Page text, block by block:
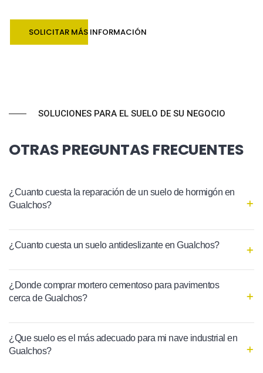
SOLICITAR MÁS INFORMACIÓN
SOLUCIONES PARA EL SUELO DE SU NEGOCIO
OTRAS PREGUNTAS FRECUENTES
¿Cuanto cuesta la reparación de un suelo de hormigón en
Gualchos?
¿Cuanto cuesta un suelo antideslizante en Gualchos?
¿Donde comprar mortero cementoso para pavimentos
cerca de Gualchos?
¿Que suelo es el más adecuado para mi nave industrial en
Gualchos?